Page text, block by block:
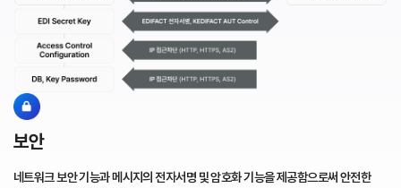
보안
네트워크 보안 기능과 메시지의 전자서명 및 암호화 기능을제공함으로써 안전한